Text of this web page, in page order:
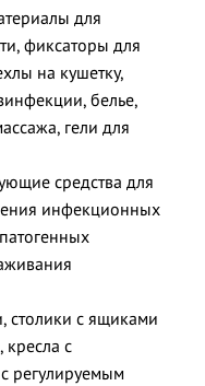
для
фиксаторы для
на кушетку,
белье,
гели для
средства для
инфекционных
столики с ящиками
кресла с
регулируемым